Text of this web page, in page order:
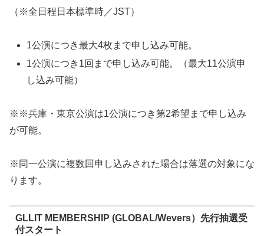
（※全日程日本標準時／JST）
1公演につき最大4枚まで申し込み可能。
1公演につき1回まで申し込み可能。（最大11公演申
し込み可能）
※※兵庫・東京公演は1公演につき第2希望まで申し込み
が可能。
※同一公演に複数回申し込みされた場合は落選の対象にな
ります。
GLLIT MEMBERSHIP (GLOBAL/Wevers）先行抽選受
付スタート